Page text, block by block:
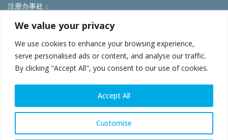
We value your privacy
We use cookies to enhance your browsing experience,
serve personalised ads or content, and analyse our traffic.
By clicking "Accept All", you consent to our use of cookies.
Customise
Accept All
注册办事处：
T: +32 2 702 89 00 – E:steel@worldsteel.org
北京市朝阳区霄云路40号院国航世纪大厦1号楼3层3F
E:china@worldsteel.org
使用条款|隐私政策
|网站地图|VAT Number BE 0406.597.373
steeluniversity.org